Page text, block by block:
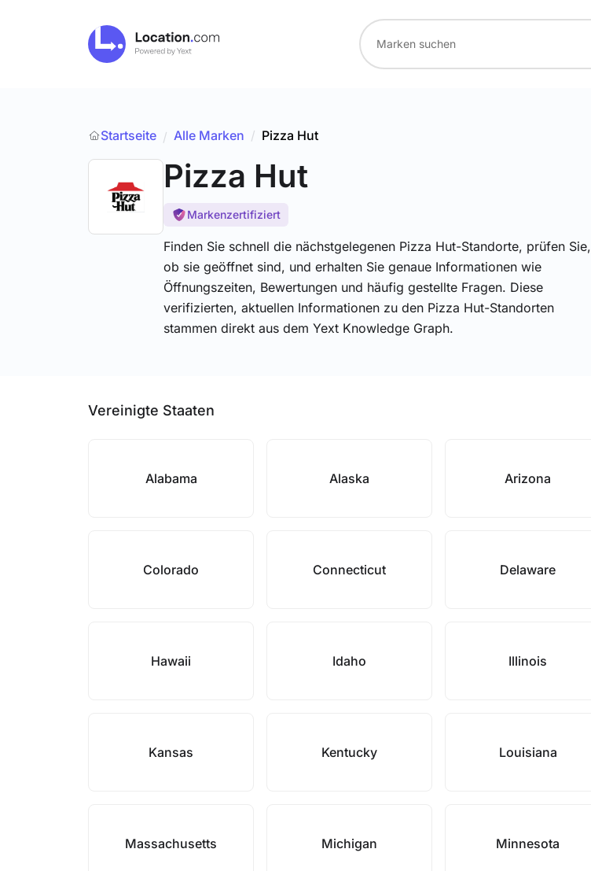
Startseite / Alle Marken / Pizza Hut
Pizza Hut
Markenzertifiziert
Finden Sie schnell die nächstgelegenen Pizza Hut-Standorte, prüfen Sie,
ob sie geöffnet sind, und erhalten Sie genaue Informationen wie
Öffnungszeiten, Bewertungen und häufig gestellte Fragen. Diese
verifizierten, aktuellen Informationen zu den Pizza Hut-Standorten
stammen direkt aus dem Yext Knowledge Graph.
Vereinigte Staaten
Alabama Alaska Arizona
Colorado Connecticut Delaware
Hawaii Idaho Illinois
Kansas Kentucky Louisiana
Massachusetts Michigan Minnesota